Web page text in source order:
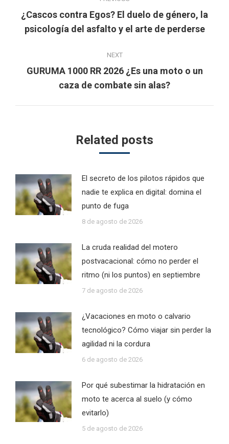
navigation
Previous
post:
¿Cascos contra Egos? El duelo de género, la
psicología del asfalto y el arte de perderse
NEXT
Next
post:
GURUMA 1000 RR 2026 ¿Es una moto o un
caza de combate sin alas?
Related posts
El secreto de los pilotos rápidos que
nadie te explica en digital: domina el
punto de fuga
8 de agosto de 2026
La cruda realidad del motero
postvacacional: cómo no perder el
ritmo (ni los puntos) en septiembre
7 de agosto de 2026
¿Vacaciones en moto o calvario
tecnológico? Cómo viajar sin perder la
agilidad ni la cordura
6 de agosto de 2026
Por qué subestimar la hidratación en
moto te acerca al suelo (y cómo
evitarlo)
5 de agosto de 2026